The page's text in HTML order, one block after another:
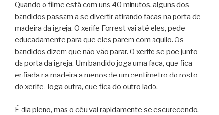
Quando o filme está com uns 40 minutos, alguns dos
bandidos passam a se divertir atirando facas na porta de
madeira da igreja. O xerife Forrest vai até eles, pede
educadamente para que eles parem com aquilo. Os
bandidos dizem que não vão parar. O xerife se põe junto
da porta da igreja. Um bandido joga uma faca, que fica
enfiada na madeira a menos de um centímetro do rosto
do xerife. Joga outra, que fica do outro lado.
É dia pleno, mas o céu vai rapidamente se escurecendo,